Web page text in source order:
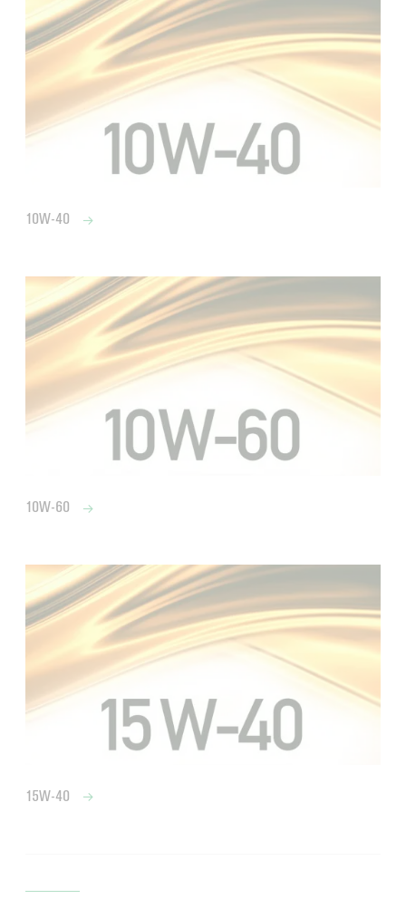
10W-40
10W-60
15W-40